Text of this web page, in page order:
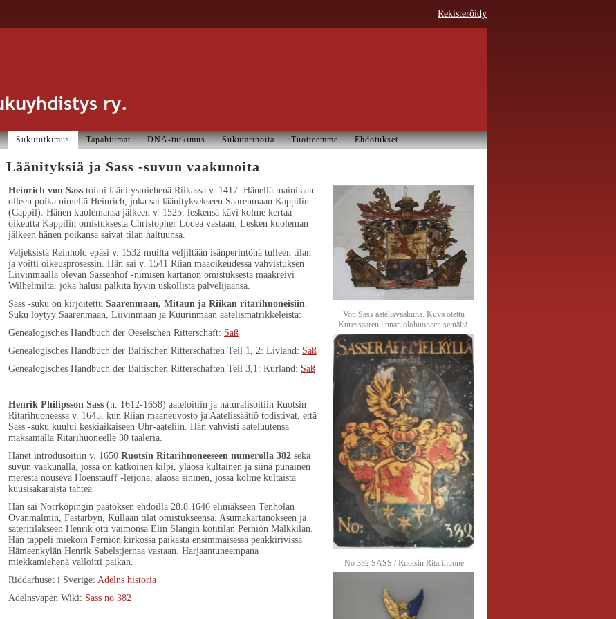
Rekisteröidy
Sukututkimus Tapahtumat DNA-tutkimus Sukutarinoita Tuotteemme Ehdotukset
Läänityksiä ja Sass -suvun vaakunoita
Heinrich von Sass toimi läänitysmiehenä Riikassa v. 1417. Hänellä mainitaan
olleen poika nimeltä Heinrich, joka sai läänityksekseen Saarenmaan Kappilin
(Cappil). Hänen kuolemansa jälkeen v. 1525, leskensä kävi kolme kertaa
oikeutta Kappilin omistuksesta Christopher Lodea vastaan. Lesken kuoleman
jälkeen hänen poikansa saivat tilan haltuunsa.
Veljeksistä Reinhold epäsi v. 1532 muilta veljiltään isänperintönä tulleen tilan
ja voitti oikeusprosessin. Hän sai v. 1541 Riian maaoikeudessa vahvistuksen
Liivinmaalla olevan Sassenhof -nimisen kartanon omistuksesta maakreivi
Wilhelmiltä, joka halusi palkita hyvin uskollista palvelijaansa.
Sass -suku on kirjoitettu Saarenmaan, Mitaun ja Riikan ritarihuoneisiin.
Suku löytyy Saarenmaan, Liivinmaan ja Kuurinmaan aatelismatrikkeleista:
Genealogisches Handbuch der Oeselschen Ritterschaft: Saß
Genealogisches Handbuch der Baltischen Ritterschaften Teil 1, 2: Livland: Saß
Genealogisches Handbuch der Baltischen Ritterschaften Teil 3,1: Kurland: Saß
Henrik Philipsson Sass (n. 1612-1658) aateloitiin ja naturalisoitiin Ruotsin
Ritarihuoneessa v. 1645, kun Riian maaneuvosto ja Aatelissäätiö todistivat, että
Sass -suku kuului keskiaikaiseen Uhr-aateliin. Hän vahvisti aateluutensa
maksamalla Ritarihuoneelle 30 taaleria.
Hänet introdusoitiin v. 1650 Ruotsin Ritarihuoneeseen numerolla 382 sekä
suvun vaakunalla, jossa on katkoinen kilpi, yläosa kultainen ja siinä punainen
merestä nouseva Hoenstauff -leijona, alaosa sininen, jossa kolme kultaista
kuusisakaraista tähteä.
Hän sai Norrköpingin päätöksen ehdoilla 28.8.1646 eliniäkseen Tenholan
Ovanmalmin, Fastarbyn, Kullaan tilat omistukseensa. Asumakartanokseen ja
säteritilakseen Henrik otti vaimonsa Elin Slangin kotitilan Perniön Mälkkilän.
Hän tappeli miekoin Perniön kirkossa paikasta ensimmäisessä penkkirivissä
Hämeenkylän Henrik Sabelstjernaa vastaan. Harjaantuneempana
miekkamiehenä valloitti paikan.
Riddarhuset i Sverige: Adelns historia
Adelnsvapen Wiki: Sass no 382
Von Sass aatelisvaakuna. Kuva otettu
Kuressaaren linnan olohuoneen seinältä.
No 382 SASS / Ruotsin Ritarihuone